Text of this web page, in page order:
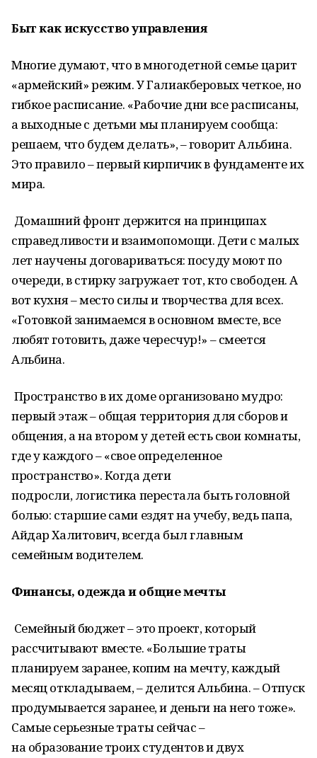
Быт как искусство управления
Многие думают, что в многодетной семье царит
«армейский» режим. У Галиакберовых четкое, но
гибкое расписание. «Рабочие дни все расписаны,
а выходные с детьми мы планируем сообща:
решаем, что будем делать», – говорит Альбина.
Это правило – первый кирпичик в фундаменте их
мира.
Домашний фронт держится на принципах
справедливости и взаимопомощи. Дети с малых
лет научены договариваться: посуду моют по
очереди, в стирку загружает тот, кто свободен. А
вот кухня – место силы и творчества для всех.
«Готовкой занимаемся в основном вместе, все
любят готовить, даже чересчур!» – смеется
Альбина.
Пространство в их доме организовано мудро:
первый этаж – общая территория для сборов и
общения, а на втором у детей есть свои комнаты,
где у каждого – «свое определенное
пространство». Когда дети
подросли, логистика перестала быть головной
болью: старшие сами ездят на учебу, ведь папа,
Айдар Халитович, всегда был главным
семейным водителем.
Финансы, одежда и общие мечты
Семейный бюджет – это проект, который
рассчитывают вместе. «Большие траты
планируем заранее, копим на мечту, каждый
месяц откладываем, – делится Альбина. – Отпуск
продумывается заранее, и деньги на него тоже».
Самые серьезные траты сейчас –
на образование троих студентов и двух